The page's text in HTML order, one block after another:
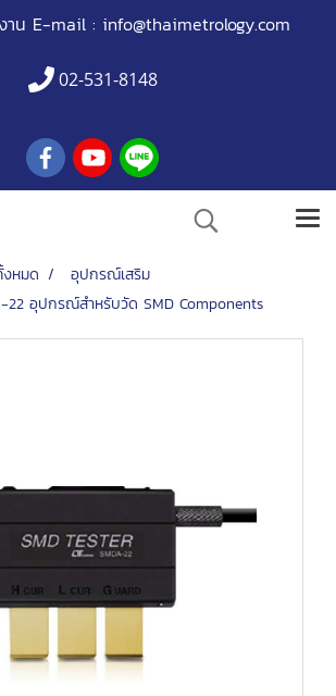
าน E-mail : info@thaimetrology.com
02-531-8148
หมด
อุปกรณ์เสริม
22 อุปกรณ์สำหรับวัด SMD Components